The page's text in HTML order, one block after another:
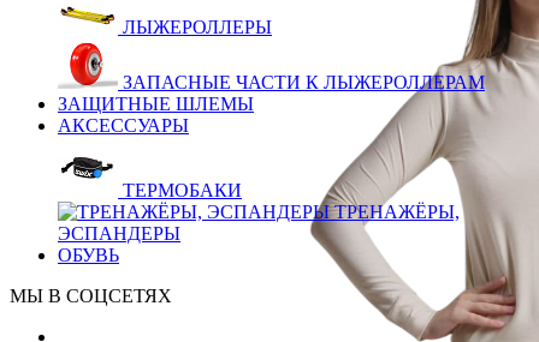
ЛЫЖЕРОЛЛЕРЫ
ЗАПАСНЫЕ ЧАСТИ К ЛЫЖЕРОЛЛЕРАМ
ЗАЩИТНЫЕ ШЛЕМЫ
АКСЕССУАРЫ
ТЕРМОБАКИ
ТРЕНАЖЁРЫ,
ЭСПАНДЕРЫ
ОБУВЬ
МЫ В СОЦСЕТЯХ